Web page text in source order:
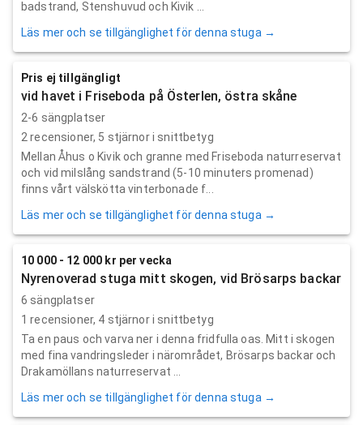
badstrand, Stenshuvud och Kivik ...
Läs mer och se tillgänglighet för denna stuga →
Pris ej tillgängligt
vid havet i Friseboda på Österlen, östra skåne
2-6 sängplatser
2 recensioner, 5 stjärnor i snittbetyg
Mellan Åhus o Kivik och granne med Friseboda naturreservat
och vid milslång sandstrand (5-10 minuters promenad)
finns vårt välskötta vinterbonade f...
Läs mer och se tillgänglighet för denna stuga →
10 000 - 12 000 kr per vecka
Nyrenoverad stuga mitt skogen, vid Brösarps backar
6 sängplatser
1 recensioner, 4 stjärnor i snittbetyg
Ta en paus och varva ner i denna fridfulla oas. Mitt i skogen
med fina vandringsleder i närområdet, Brösarps backar och
Drakamöllans naturreservat ...
Läs mer och se tillgänglighet för denna stuga →